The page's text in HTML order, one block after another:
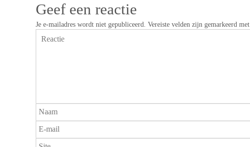
Geef een reactie
Je e-mailadres wordt niet gepubliceerd. Vereiste velden zijn gemarkeerd met